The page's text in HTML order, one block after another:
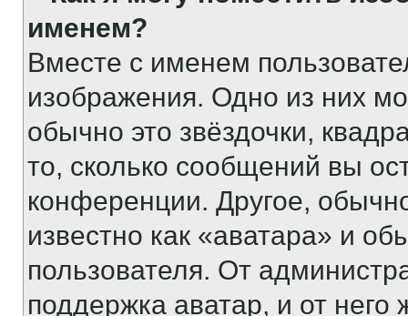
именем?
Вместе с именем
изображения. Одно из них
обычно это звёздочки,
то, сколько сообщений вы
конференции. Другое,
известно как «аватара» и
пользователя. От
поддержка аватар, и от него